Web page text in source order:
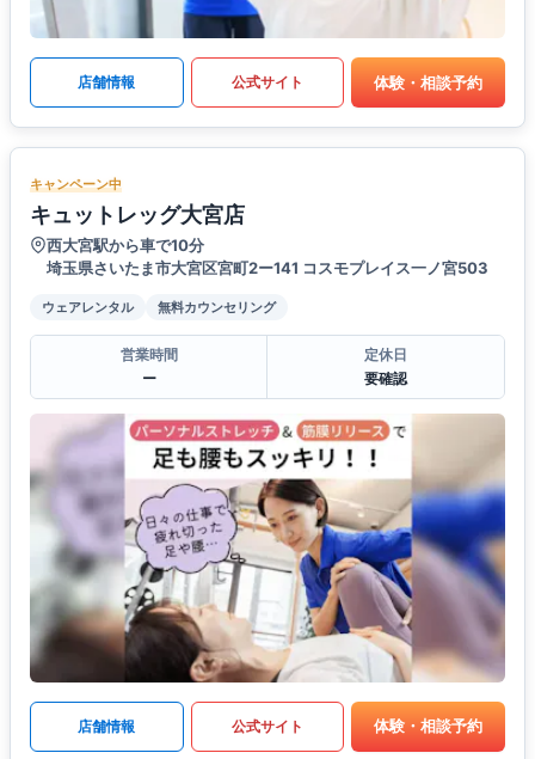
店舗情報 公式サイト 体験・相談予約
キャンペーン中
キュットレッグ大宮店
西大宮駅から車で10分
埼玉県さいたま市大宮区宮町2ー141 コスモプレイス一ノ宮503
ウェアレンタル 無料カウンセリング
営業時間
ー
定休日
要確認
店舗情報 公式サイト 体験・相談予約